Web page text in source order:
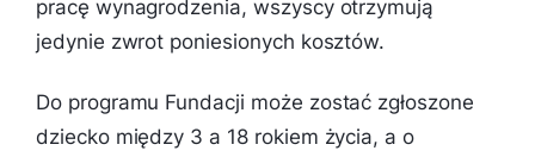
pracę wynagrodzenia, wszyscy otrzymują
jedynie zwrot poniesionych kosztów.
Do programu Fundacji może zostać zgłoszone
dziecko między 3 a 18 rokiem życia, a o